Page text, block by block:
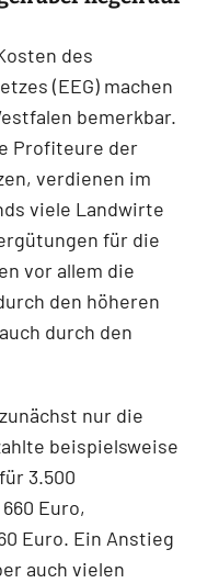
des
(EEG) machen
bemerkbar.
Profiteure der
verdienen im
viele Landwirte
für die
vor allem die
den höheren
durch den
nur die
beispielsweise
3.500
Euro,
Euro. Ein Anstieg
auch vielen